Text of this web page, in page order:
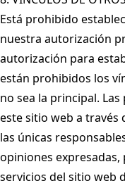
Está prohibido
nuestra autorización
autorización para
están prohibidos los
no sea la principal.
este sitio web a través
las únicas
opiniones
servicios del sitio web